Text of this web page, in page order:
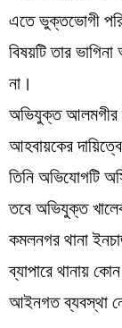
এতে ভুক্তভোগী
বিষয়টি তার
না।
অভিযুক্ত আলমগীর
আহবায়কের
তিনি অভিযোগটি
তবে অভিযুক্ত
কমলনগর থানা
ব্যাপারে থানায়
আইনগত ব্যবস্থা